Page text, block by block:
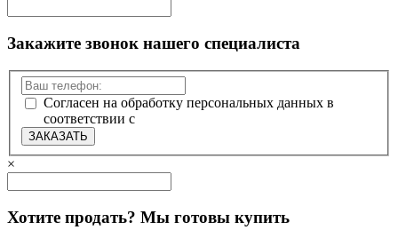
Закажите звонок нашего специалиста
Согласен на обработку персональных данных в
соответствии с
ЗАКАЗАТЬ
×
Хотите продать? Мы готовы купить